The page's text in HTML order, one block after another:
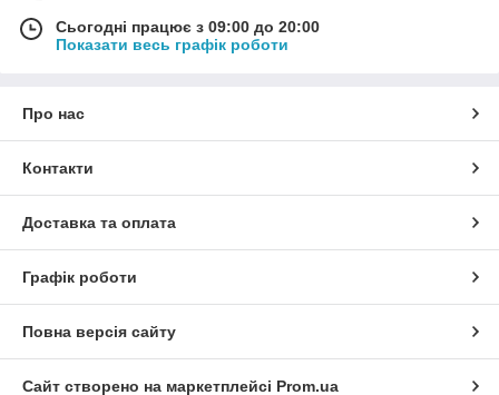
Сьогодні працює з 09:00 до 20:00
Показати весь графік роботи
Про нас
Контакти
Доставка та оплата
Графік роботи
Повна версія сайту
Сайт створено на маркетплейсі Prom.ua